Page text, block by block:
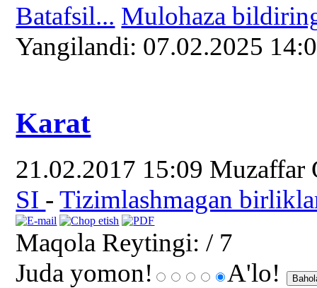
Batafsil... Mulohaza
Yangilаndi: 07.02.2025
Karat
21.02.2017 15:09 Muzaffar
SI -Tizimlashmagan
Maqola Reytingi: / 7
Juda yomon!
A'lo!